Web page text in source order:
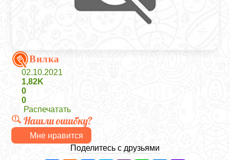
Вилка
02.10.2021
1,82K
0
0
Распечатать
Нашли ошибку?
Мне нравится
Поделитесь с друзьями